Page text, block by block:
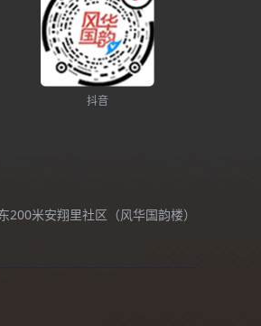
抖音
米安翔里社区（风华国韵楼）